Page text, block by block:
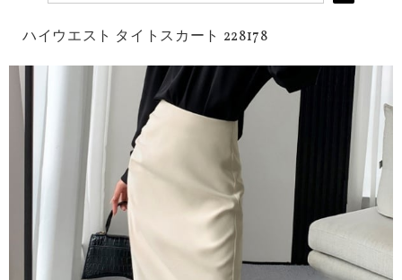
ハイウエスト タイトスカート 228178